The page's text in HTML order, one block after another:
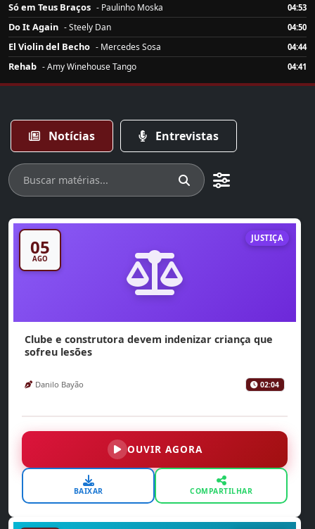
Só em Teus Braços - Paulinho Moska 04:53
Do It Again - Steely Dan 04:50
El Violin del Becho - Mercedes Sosa 04:44
Rehab - Amy Winehouse Tango 04:41
Notícias Entrevistas
05
AGO
JUSTIÇA
Clube e construtora devem indenizar criança que
sofreu lesões
Danilo Bayão 02:04
OUVIR AGORA
BAIXAR COMPARTILHAR